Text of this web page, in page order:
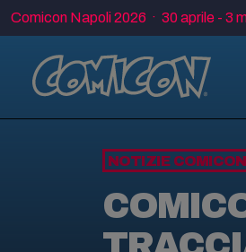
Comicon Napoli 2026 · 30 aprile - 3
NOTIZIE COMICON